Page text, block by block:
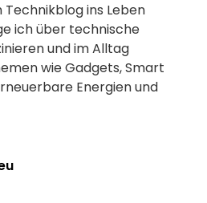
Technikblog ins Leben
ich über technische
und im Alltag
wie Gadgets, Smart
Energien und